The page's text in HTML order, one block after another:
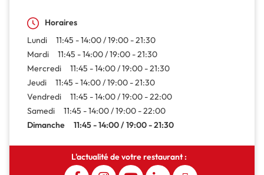
Horaires
Lundi
11:45 - 14:00 / 19:00 - 21:30
Mardi
11:45 - 14:00 / 19:00 - 21:30
Mercredi
11:45 - 14:00 / 19:00 - 21:30
Jeudi
11:45 - 14:00 / 19:00 - 21:30
Vendredi
11:45 - 14:00 / 19:00 - 22:00
Samedi
11:45 - 14:00 / 19:00 - 22:00
Dimanche
11:45 - 14:00 / 19:00 - 21:30
L'actualité de votre restaurant :